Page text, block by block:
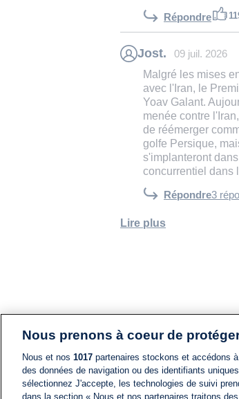
Répondre
Jost. 09 juil. 2026
Malgré les mises
avec l'Iran, le
Yoav Galant.
menée contre
de réémerger
golfe Persique,
s'implanteront
concurrentiel dans
Répondre3
Lire plus
Nous prenons à coeur de
Nous et nos 1017 partenaires stockons et accédons
des données de navigation ou des identifiants
sélectionnez J'accepte, les technologies de suivi
dans la section « Nous et nos partenaires traitons